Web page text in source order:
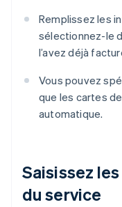
Remplissez les
sélectionnez-le
l’avez déjà
Vous pouvez
que les cartes
automatique.
Saisissez
du service